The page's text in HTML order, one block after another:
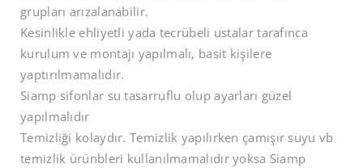
grupları arızalanabilir.
Kesinlikle ehliyetli yada tecrübeli ustalar tarafınca
kurulum ve montajı yapılmalı, basit kişilere
yaptırılmamalıdır.
Siamp sifonlar su tasarruflu olup ayarları güzel
yapılmalıdır
Temizliği kolaydır. Temizlik yapılırken çamışır suyu vb
temizlik ürünbleri kullanılmamalıdır yoksa Siamp